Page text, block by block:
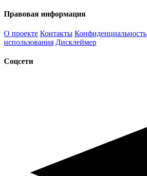
Правовая информация
О проекте Контакты Конфиденциальность
использования Дисклеймер
Соцсети